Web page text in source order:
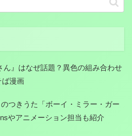
ん』はなぜ話題？異色の組み合わせ
ば漫画
つきうた「ボーイ・ミラー・ガー
やアニメーション担当も紹介